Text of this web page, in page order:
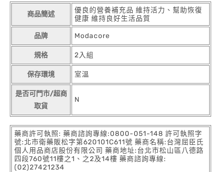
商品簡述
優良的營養補充品 維持活力、幫助恢復
健康 維持良好生活品質
品牌 Modacore
規格 2入組
保存環境 室溫
是否可門市/超商
取貨
N
藥商許可執照: 藥商諮詢專線:0800-051-148 許可執照字
號:北市衛藥販松字第620101C611號 藥商名稱:台灣屈臣氏
個人用品商店股份有限公司 藥商地址:台北市松山區八德路
四段760號11樓之1、之2及14樓 藥商諮詢專線:
(02)27421234